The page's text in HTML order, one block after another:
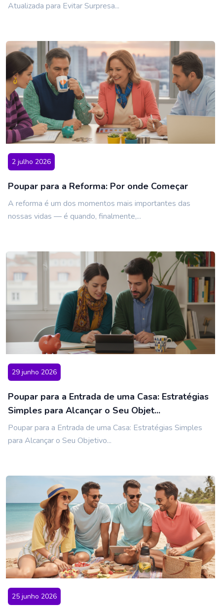
Atualizada para Evitar Surpresa...
2 julho 2026
Poupar para a Reforma: Por onde Começar
A reforma é um dos momentos mais importantes das
nossas vidas — é quando, finalmente,...
29 junho 2026
Poupar para a Entrada de uma Casa: Estratégias
Simples para Alcançar o Seu Objet...
Poupar para a Entrada de uma Casa: Estratégias Simples
para Alcançar o Seu Objetivo...
25 junho 2026